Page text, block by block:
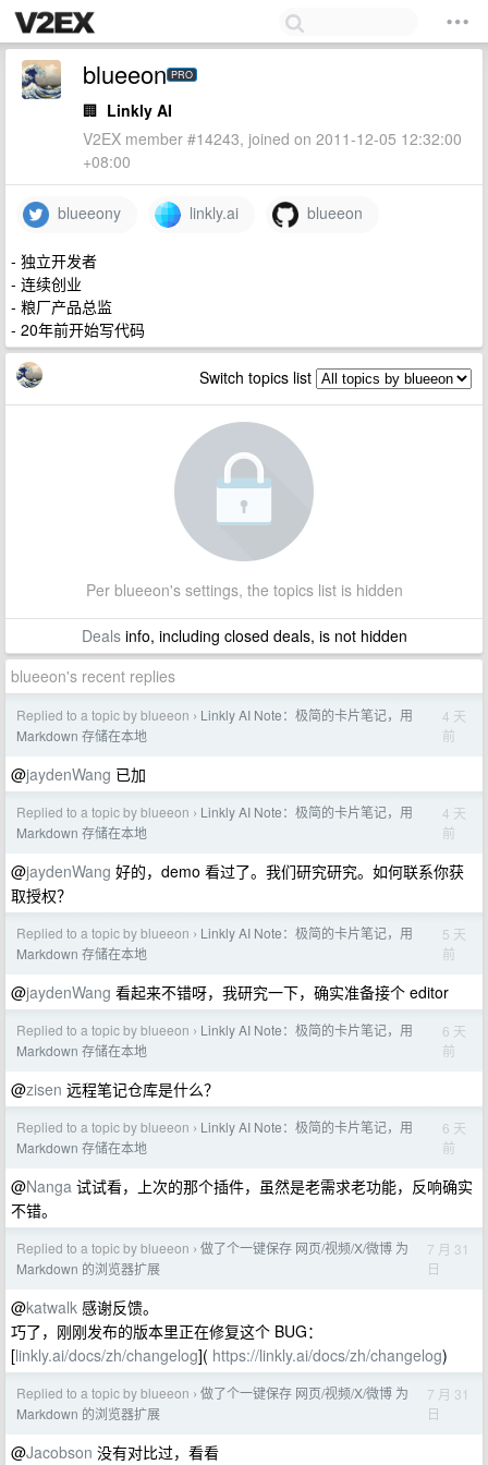
blueeon PRO
🏢 Linkly AI
V2EX member #14243, joined on 2011-12-05 12:32:00
+08:00
blueeony linkly.ai blueeon
- 独立开发者
- 连续创业
- 粮厂产品总监
- 20年前开始写代码
Switch topics list
Per blueeon's settings, the topics list is hidden
Dealsinfo, including closed deals, is not hidden
blueeon's recent replies
Replied to a topic by blueeon › Linkly AI Note：极简的卡片笔记，用
Markdown 存储在本地
4 天
前
@jaydenWang 已加
Replied to a topic by blueeon › Linkly AI Note：极简的卡片笔记，用
Markdown 存储在本地
4 天
前
@jaydenWang 好的，demo 看过了。我们研究研究。如何联系你获
取授权？
Replied to a topic by blueeon › Linkly AI Note：极简的卡片笔记，用
Markdown 存储在本地
5 天
前
@jaydenWang 看起来不错呀，我研究一下，确实准备接个 editor
Replied to a topic by blueeon › Linkly AI Note：极简的卡片笔记，用
Markdown 存储在本地
6 天
前
@zisen 远程笔记仓库是什么？
Replied to a topic by blueeon › Linkly AI Note：极简的卡片笔记，用
Markdown 存储在本地
6 天
前
@Nanga 试试看，上次的那个插件，虽然是老需求老功能，反响确实
不错。
Replied to a topic by blueeon › 做了个一键保存 网页/视频/X/微博 为
Markdown 的浏览器扩展
7 月 31
日
@katwalk 感谢反馈。
巧了，刚刚发布的版本里正在修复这个 BUG：
[linkly.ai/docs/zh/changelog]( https://linkly.ai/docs/zh/changelog)
Replied to a topic by blueeon › 做了个一键保存 网页/视频/X/微博 为
Markdown 的浏览器扩展
7 月 31
日
@Jacobson 没有对比过，看看